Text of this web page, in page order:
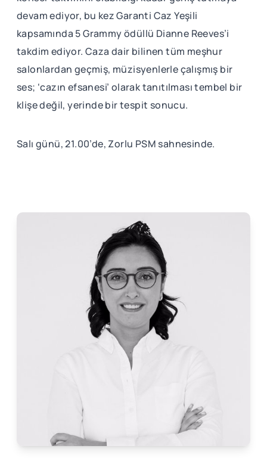
devam ediyor, bu kez Garanti Caz Yeşili
kapsamında 5 Grammy ödüllü Dianne Reeves’i
takdim ediyor. Caza dair bilinen tüm meşhur
salonlardan geçmiş, müzisyenlerle çalışmış bir
ses; ‘cazın efsanesi’ olarak tanıtılması tembel bir
klişe değil, yerinde bir tespit sonucu.
Salı günü, 21.00’de, Zorlu PSM sahnesinde.